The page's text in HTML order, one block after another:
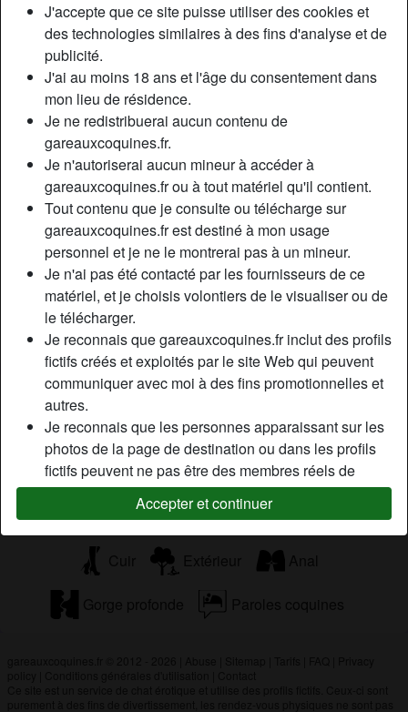
J'accepte que ce site puisse utiliser des cookies et
des technologies similaires à des fins d'analyse et de
publicité.
J'ai au moins 18 ans et l'âge du consentement dans
mon lieu de résidence.
Je ne redistribuerai aucun contenu de
gareauxcoquines.fr.
Je n'autoriserai aucun mineur à accéder à
gareauxcoquines.fr ou à tout matériel qu'il contient.
Tout contenu que je consulte ou télécharge sur
gareauxcoquines.fr est destiné à mon usage
personnel et je ne le montrerai pas à un mineur.
Je n'ai pas été contacté par les fournisseurs de ce
matériel, et je choisis volontiers de le visualiser ou de
le télécharger.
Je reconnais que gareauxcoquines.fr inclut des profils
fictifs créés et exploités par le site Web qui peuvent
communiquer avec moi à des fins promotionnelles et
autres.
Je reconnais que les personnes apparaissant sur les
photos de la page de destination ou dans les profils
fictifs peuvent ne pas être des membres réels de
gareauxcoquines.fr et que certaines données sont
fournies à titre d'illustration uniquement.
Je reconnais que gareauxcoquines.fr n'enquête pas
sur les antécédents de ses membres et que le site
Web ne tente pas autrement de vérifier l'exactitude
des déclarations faites par ses membres.
Accepter et continuer
Département:
Haut-Rhin
Sexe:
Relation:
Célibataire
Couleur des yeux:
Taille:
186 cm
Poids:
Description
N'a pas encore saisi de description
Cherche
Femme, Couple, Transexuelle, Corpulent(e), Rondelet(te),
En forme, Mince, Africain(e), Asiatique, Caucasien(ne),
Moyen-Oriental(e), Latin(e), 26-35, 36-54, 55+
Tags
Fellation Oral Regarder du porno
Jouets sexuels Branlette Milf
Sexe mature Mamie sexe Lingerie